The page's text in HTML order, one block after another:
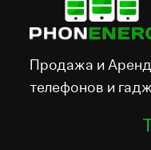
Продажа и
телефонов и